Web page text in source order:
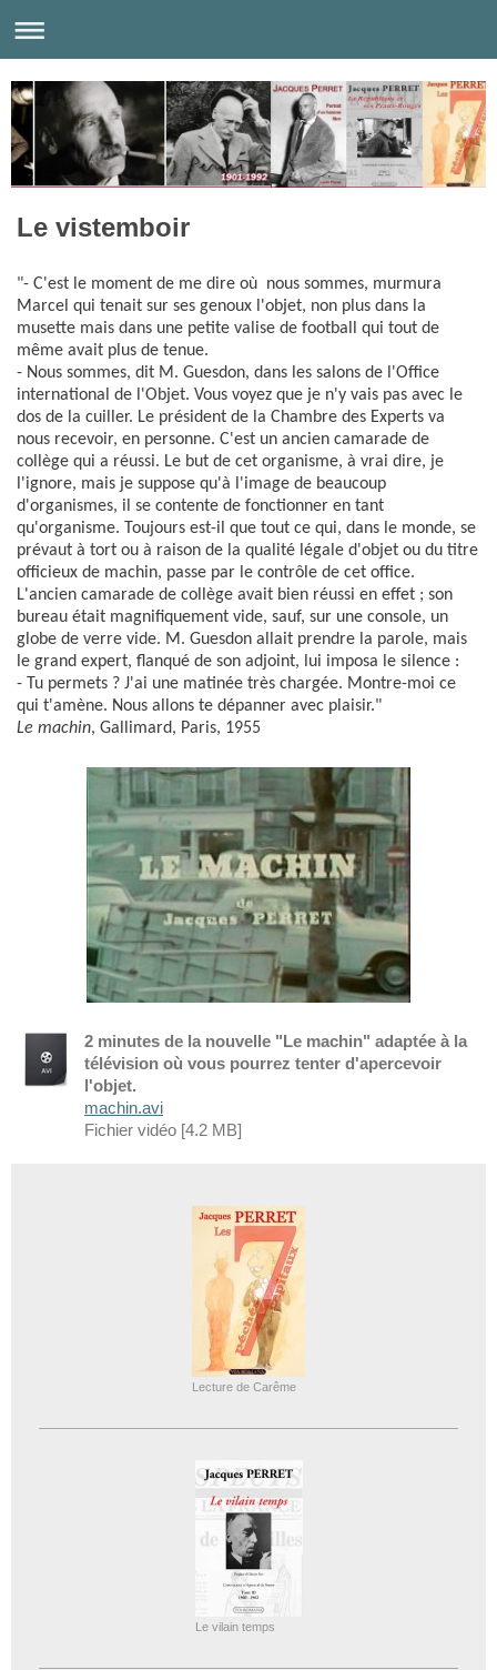
Le vistemboir
"- C'est le moment de me dire où nous sommes, murmura
Marcel qui tenait sur ses genoux l'objet, non plus dans la
musette mais dans une petite valise de football qui tout de
même avait plus de tenue.
- Nous sommes, dit M. Guesdon, dans les salons de l'Office
international de l'Objet. Vous voyez que je n'y vais pas avec le
dos de la cuiller. Le président de la Chambre des Experts va
nous recevoir, en personne. C'est un ancien camarade de
collège qui a réussi. Le but de cet organisme, à vrai dire, je
l'ignore, mais je suppose qu'à l'image de beaucoup
d'organismes, il se contente de fonctionner en tant
qu'organisme. Toujours est-il que tout ce qui, dans le monde, se
prévaut à tort ou à raison de la qualité légale d'objet ou du titre
officieux de machin, passe par le contrôle de cet office.
L'ancien camarade de collège avait bien réussi en effet ; son
bureau était magnifiquement vide, sauf, sur une console, un
globe de verre vide. M. Guesdon allait prendre la parole, mais
le grand expert, flanqué de son adjoint, lui imposa le silence :
- Tu permets ? J'ai une matinée très chargée. Montre-moi ce
qui t'amène. Nous allons te dépanner avec plaisir."
Le machin, Gallimard, Paris, 1955
2 minutes de la nouvelle "Le machin" adaptée à la
télévision où vous pourrez tenter d'apercevoir
l'objet.
machin.avi
Fichier vidéo [4.2 MB]
Lecture de Carême
Le vilain temps